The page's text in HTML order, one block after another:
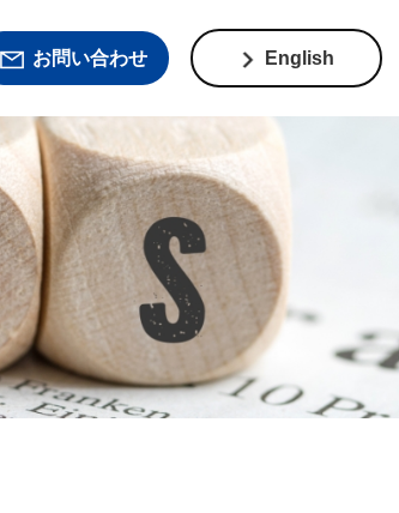
お問い合わせ English